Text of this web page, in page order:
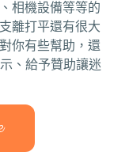
相機設備等等的
離打平還有很大
你有些幫助，還
、給予贊助讓迷